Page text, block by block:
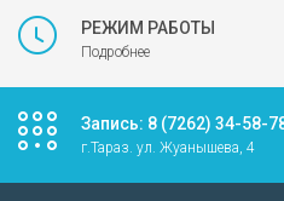
РЕЖИМ РАБОТЫ
Подробнее
Запись: 8 (7262) 34-58-
г.Тараз. ул. Жуанышева, 4